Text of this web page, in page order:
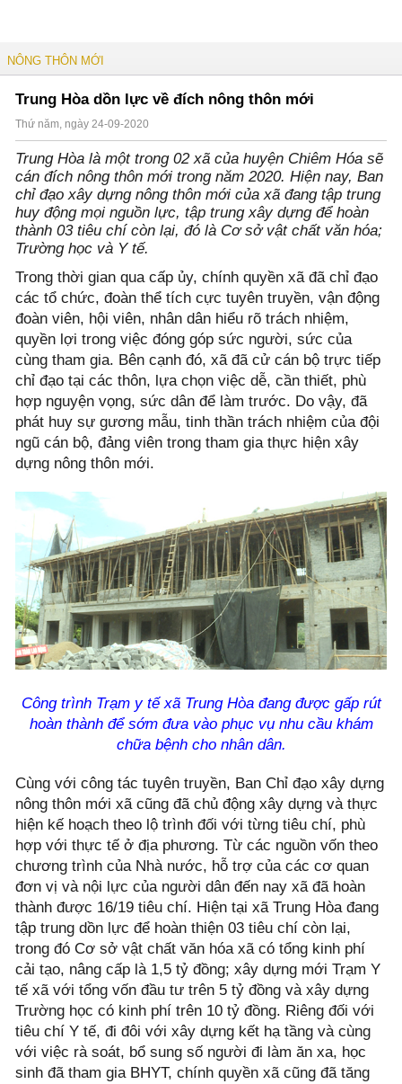
NÔNG THÔN MỚI
Trung Hòa dồn lực về đích nông thôn mới
Thứ năm, ngày 24-09-2020
Trung Hòa là một trong 02 xã của huyện Chiêm Hóa sẽ
cán đích nông thôn mới trong năm 2020. Hiện nay, Ban
chỉ đạo xây dựng nông thôn mới của xã đang tập trung
huy động mọi nguồn lực, tập trung xây dựng để hoàn
thành 03 tiêu chí còn lại, đó là Cơ sở vật chất văn hóa;
Trường học và Y tế.
Trong thời gian qua cấp ủy, chính quyền xã đã chỉ đạo
các tổ chức, đoàn thể tích cực tuyên truyền, vận động
đoàn viên, hội viên, nhân dân hiểu rõ trách nhiệm,
quyền lợi trong việc đóng góp sức người, sức của
cùng tham gia. Bên cạnh đó, xã đã cử cán bộ trực tiếp
chỉ đạo tại các thôn, lựa chọn việc dễ, cần thiết, phù
hợp nguyện vọng, sức dân để làm trước. Do vậy, đã
phát huy sự gương mẫu, tinh thần trách nhiệm của đội
ngũ cán bộ, đảng viên trong tham gia thực hiện xây
dựng nông thôn mới.
Công trình Trạm y tế xã Trung Hòa đang được gấp rút
hoàn thành để sớm đưa vào phục vụ nhu cầu khám
chữa bệnh cho nhân dân.
Cùng với công tác tuyên truyền, Ban Chỉ đạo xây dựng
nông thôn mới xã cũng đã chủ động xây dựng và thực
hiện kế hoạch theo lộ trình đối với từng tiêu chí, phù
hợp với thực tế ở địa phương. Từ các nguồn vốn theo
chương trình của Nhà nước, hỗ trợ của các cơ quan
đơn vị và nội lực của người dân đến nay xã đã hoàn
thành được 16/19 tiêu chí. Hiện tại xã Trung Hòa đang
tập trung dồn lực để hoàn thiện 03 tiêu chí còn lại,
trong đó Cơ sở vật chất văn hóa xã có tổng kinh phí
cải tạo, nâng cấp là 1,5 tỷ đồng; xây dựng mới Trạm Y
tế xã với tổng vốn đầu tư trên 5 tỷ đồng và xây dựng
Trường học có kinh phí trên 10 tỷ đồng. Riêng đối với
tiêu chí Y tế, đi đôi với xây dựng kết hạ tầng và cùng
với việc rà soát, bổ sung số người đi làm ăn xa, học
sinh đã tham gia BHYT, chính quyền xã cũng đã tăng